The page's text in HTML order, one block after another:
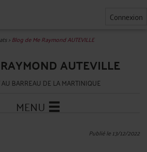
Connexion
>Blog de Me Raymond AUTEVILLE
AUTEVILLE
AU BARREAU DE LA MARTINIQUE
MENU
Publié le 13/12/2022